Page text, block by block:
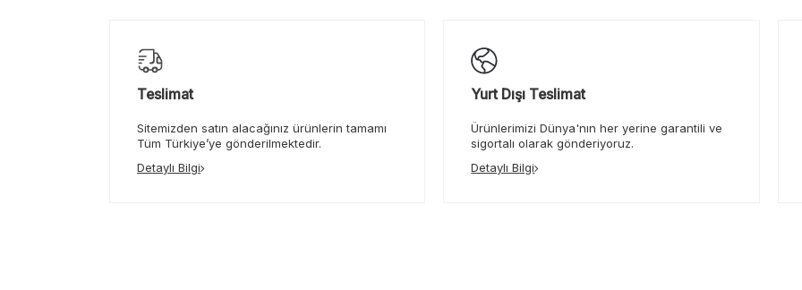
Teslimat
Sitemizden satın alacağınız ürünlerin tamamı
Tüm Türkiye’ye gönderilmektedir.
Detaylı Bilgi
Yurt Dışı Teslimat
Ürünlerimizi Dünya'nın her yerine garantili ve
sigortalı olarak gönderiyoruz.
Detaylı Bilgi